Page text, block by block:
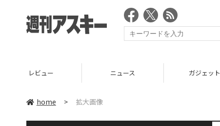
レビュー ニュース ガジェット
home > 拡大画像